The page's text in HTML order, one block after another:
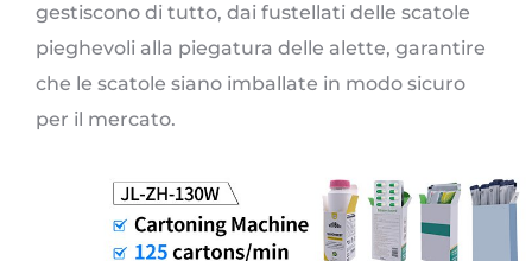
gestiscono di tutto, dai fustellati delle scatole
pieghevoli alla piegatura delle alette, garantire
che le scatole siano imballate in modo sicuro
per il mercato.